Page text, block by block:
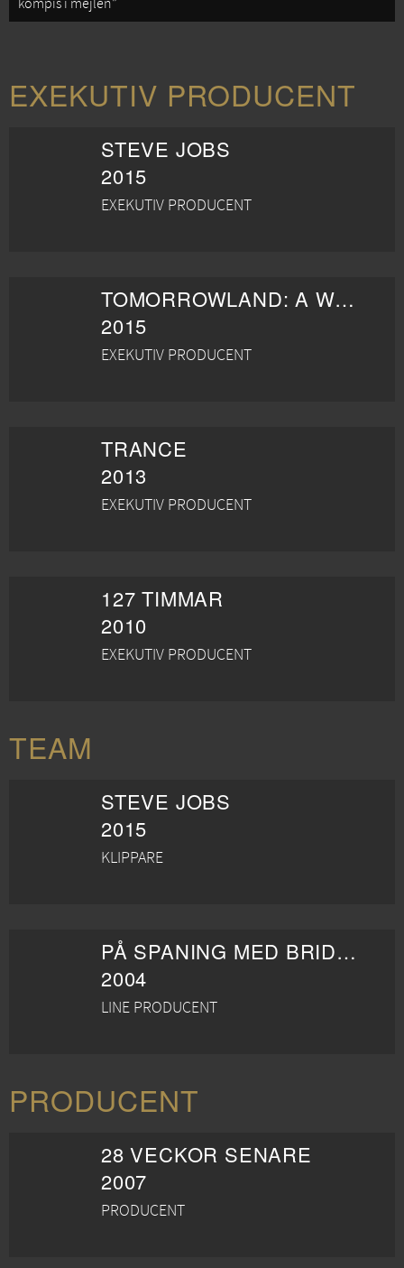
kompis i mejlen”
EXEKUTIV PRODUCENT
STEVE JOBS
2015
EXEKUTIV PRODUCENT
TOMORROWLAND: A WORLD BEYOND
2015
EXEKUTIV PRODUCENT
TRANCE
2013
EXEKUTIV PRODUCENT
127 TIMMAR
2010
EXEKUTIV PRODUCENT
TEAM
STEVE JOBS
2015
KLIPPARE
PÅ SPANING MED BRIDGET JONES
2004
LINE PRODUCENT
PRODUCENT
28 VECKOR SENARE
2007
PRODUCENT